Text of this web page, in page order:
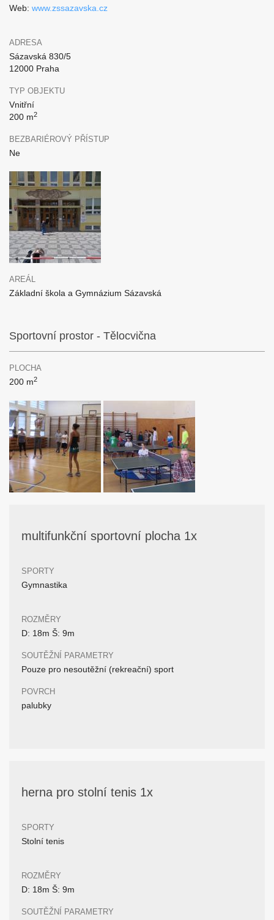
Web: www.zssazavska.cz
ADRESA
Sázavská 830/5
12000 Praha
TYP OBJEKTU
Vnitřní
200 m2
BEZBARIÉROVÝ PŘÍSTUP
Ne
AREÁL
Základní škola a Gymnázium Sázavská
Sportovní prostor - Tělocvična
PLOCHA
200 m2
multifunkční sportovní plocha 1x
SPORTY
Gymnastika
ROZMĚRY
D: 18m Š: 9m
SOUTĚŽNÍ PARAMETRY
Pouze pro nesoutěžní (rekreační) sport
POVRCH
palubky
herna pro stolní tenis 1x
SPORTY
Stolní tenis
ROZMĚRY
D: 18m Š: 9m
SOUTĚŽNÍ PARAMETRY